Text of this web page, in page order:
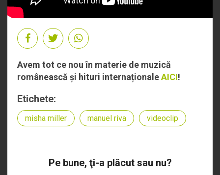
Avem tot ce nou în materie de muzică
românească și hituri internaționaleAICI!
Etichete:
misha miller manuel riva videoclip
Pe bune, ţi-a plăcut sau nu?